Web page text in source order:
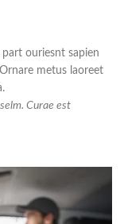
ouriesnt sapien
metus laoreet
Curae est